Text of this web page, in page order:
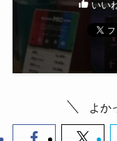
いい
よか